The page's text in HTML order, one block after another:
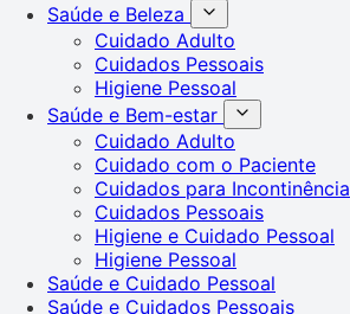
Saúde e Beleza
Cuidado Adulto
Cuidados Pessoais
Higiene Pessoal
Saúde e Bem-estar
Cuidado Adulto
Cuidado com o Paciente
Cuidados para Incontinência
Cuidados Pessoais
Higiene e Cuidado Pessoal
Higiene Pessoal
Saúde e Cuidado Pessoal
Saúde e Cuidados Pessoais